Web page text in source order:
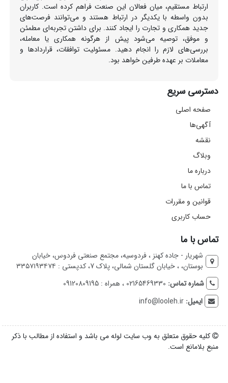
ارتباط مستقیم، میان فعالان این صنعت فراهم کرده است. کاربران
بدون واسطه با یکدیگر در ارتباط هستند و می‌توانند فرصت‌های
جدید همکاری و تجارت را ایجاد کنند. برای داشتن تجربه‌ای مطمئن
و موفق، توصیه می‌شود پیش از هرگونه همکاری یا معامله،
بررسی‌های لازم را انجام دهید. مسئولیت توافقات، قراردادها و
معاملات بر عهده طرفین خواهد بود.
دسترسی سریع
صفحه اصلی
آگهی‌ها
نقشه
وبلاگ
درباره ما
تماس با ما
قوانین و مقررات
حساب کاربری
تماس با ما
شهریار - جاده کهنز ، فردوسیه، مجتمع صنعتی فردوس، خیابان
بوستان، ، خیابان گلستان شمالی، پلاک 7، کدپستی : ۳۳۵۷۱۹۳۴۷۴
شماره تماس: 02165469330 ، همراه : 09120809195
ایمیل:info@looleh.ir
کلیه حقوق متعلق به وب سایت لوله می باشد و استفاده از مطالب با ذکر
منبع بلامانع است.